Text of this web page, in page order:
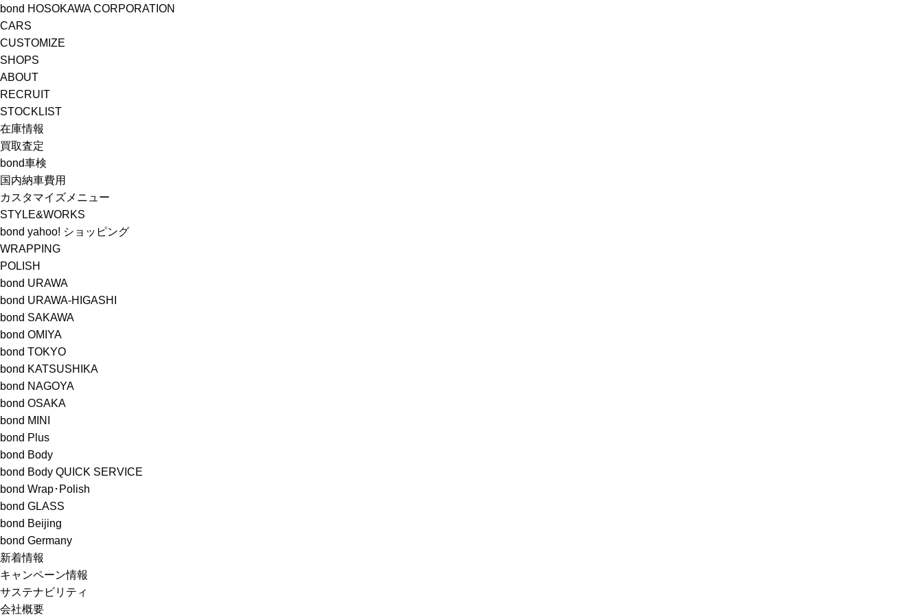
bond HOSOKAWA CORPORATION
CARS
CUSTOMIZE
SHOPS
ABOUT
RECRUIT
STOCKLIST
在庫情報
買取査定
bond車検
国内納車費用
カスタマイズメニュー
STYLE&WORKS
bond yahoo! ショッピング
WRAPPING
POLISH
bond URAWA
bond URAWA-HIGASHI
bond SAKAWA
bond OMIYA
bond TOKYO
bond KATSUSHIKA
bond NAGOYA
bond OSAKA
bond MINI
bond Plus
bond Body
bond Body QUICK SERVICE
bond Wrap･Polish
bond GLASS
bond Beijing
bond Germany
新着情報
キャンペーン情報
サステナビリティ
会社概要